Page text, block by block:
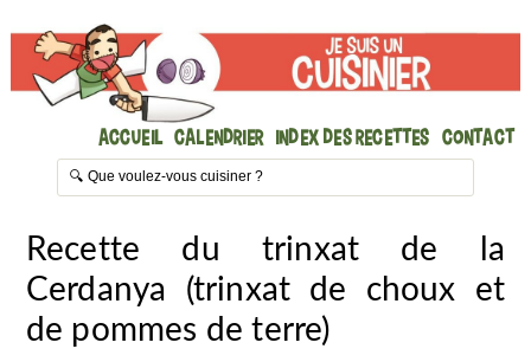
Accueil Calendrier Index des recettes Contact
Recette du trinxat de la
Cerdanya (trinxat de choux et
de pommes de terre)